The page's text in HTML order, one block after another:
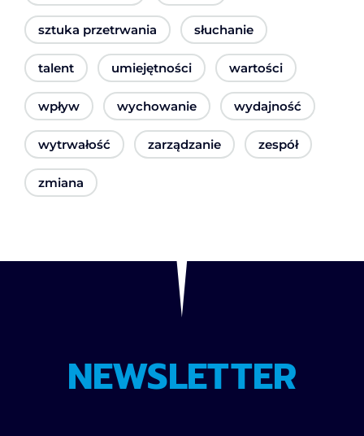
sztuka przetrwania słuchanie
talent umiejętności wartości
wpływ wychowanie wydajność
wytrwałość zarządzanie zespół
zmiana
NEWSLETTER